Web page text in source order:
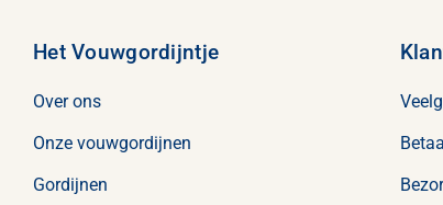
Het Vouwgordijntje
Over ons
Onze vouwgordijnen
Gordijnen